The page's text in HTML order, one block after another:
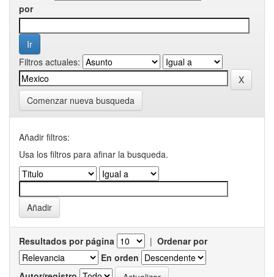
por
Filtros actuales:
Comenzar nueva busqueda
Añadir filtros:
Usa los filtros para afinar la busqueda.
Resultados por página | Ordenar por
En orden